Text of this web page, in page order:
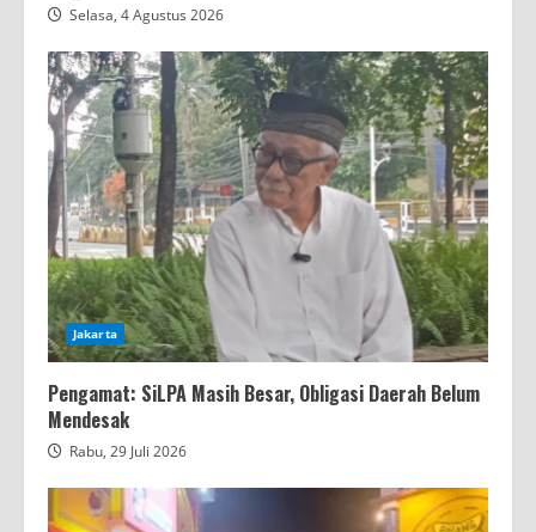
Selasa, 4 Agustus 2026
Jakarta
Pengamat: SiLPA Masih Besar, Obligasi Daerah Belum
Mendesak
Rabu, 29 Juli 2026